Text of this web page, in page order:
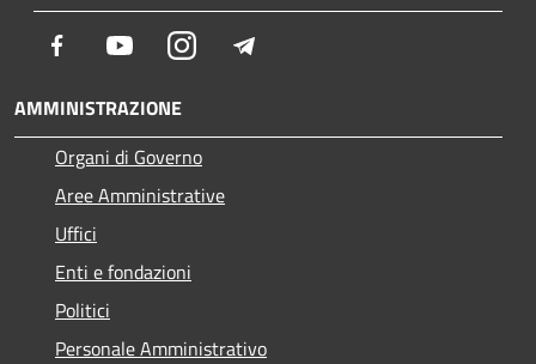
Facebook YoutubeInstagram
AMMINISTRAZIONE
Organi di Governo
Aree Amministrative
Uffici
Enti e fondazioni
Politici
Personale Amministrativo